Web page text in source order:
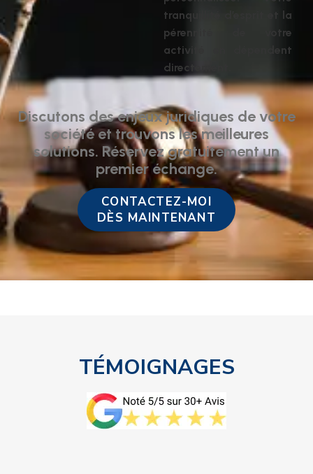
tranquillité d’esprit et la
pérennité de votre
activité en dépendent
directement.
Discutons des enjeux juridiques de votre
société et trouvons les meilleures
solutions. Réservez gratuitement un
premier échange.
CONTACTEZ-MOI
DÈS MAINTENANT
TÉMOIGNAGES